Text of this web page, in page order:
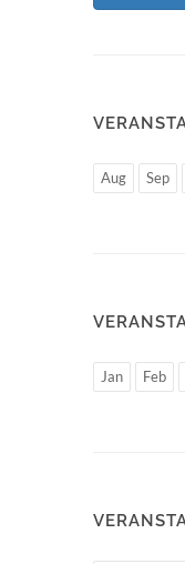
Aug Sep
Jan Feb